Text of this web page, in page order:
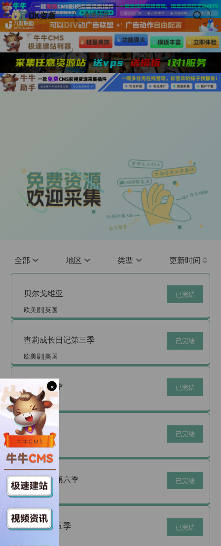
全部 地区 类型 更新时间
贝尔戈维亚
欧美剧|英国
已完结
查莉成长日记第三季
欧美剧|美国
已完结
反击第二季
欧美剧|美国
已完结
安吉琳
欧美剧|美国
已完结
傲骨贤妻第六季
欧美剧|美国
已完结
路西法第五季 已完结
×